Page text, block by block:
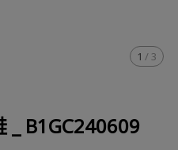
1 / 3
_ B1GC240609